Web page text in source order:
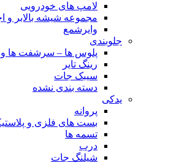
لامپ های خودرویی
مجموعه شیشه بالابر و
وایرشمع
جلوبندی
پلوس ها – سرشفت ها و
رینگ تایر
سیبک جات
دسته بندی نشده
یدکی
پروانه
بست های فلزی و
تسمه ها
درب
شیلنگ جات